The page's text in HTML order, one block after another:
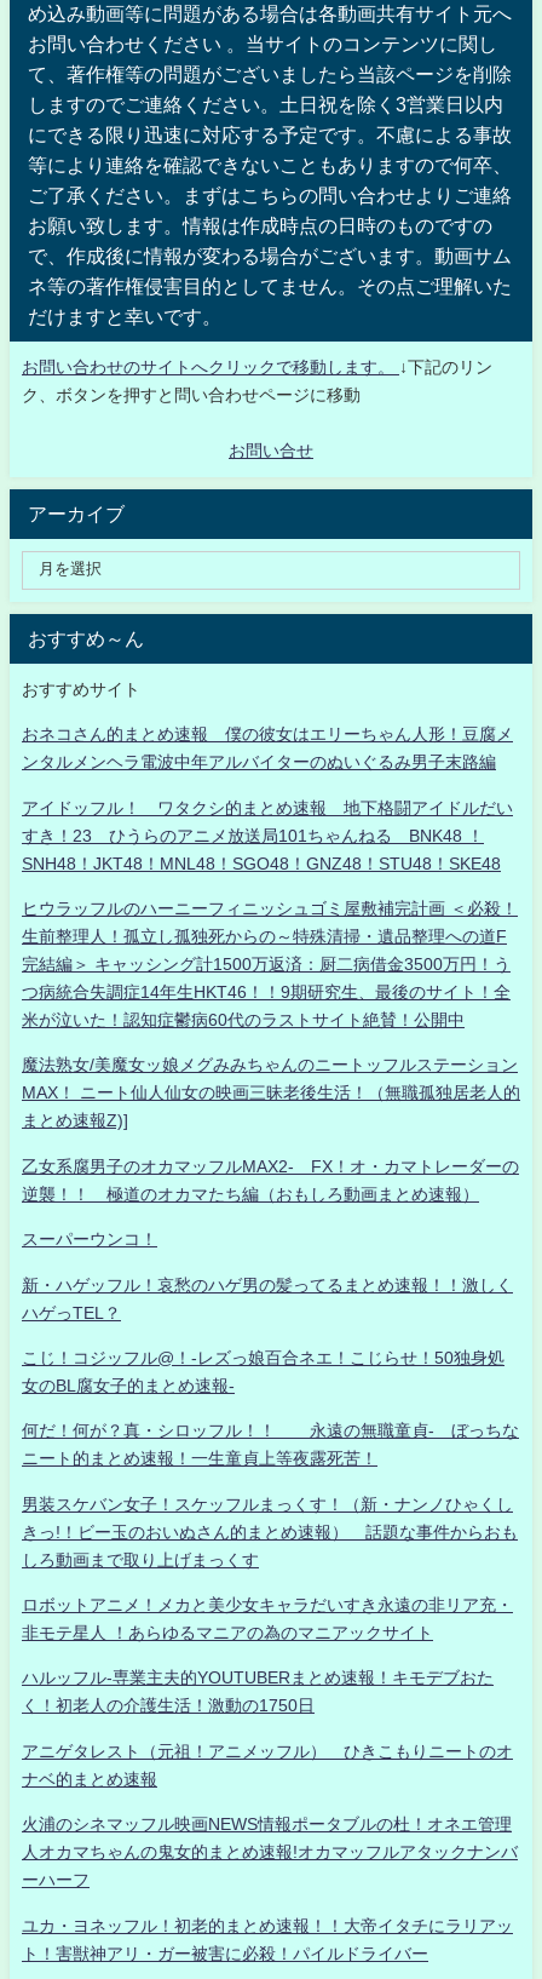
め込み動画等に問題がある場合は各動画共有サイト元へ
お問い合わせください 。当サイトのコンテンツに関し
て、著作権等の問題がございましたら当該ページを削除
しますのでご連絡ください。土日祝を除く3営業日以内
にできる限り迅速に対応する予定です。不慮による事故
等により連絡を確認できないこともありますので何卒、
ご了承ください。まずはこちらの問い合わせよりご連絡
お願い致します。情報は作成時点の日時のものですの
で、作成後に情報が変わる場合がございます。動画サム
ネ等の著作権侵害目的としてません。その点ご理解いた
だけますと幸いです。
お問い合わせのサイトへクリックで移動します。
↓下記のリン
ク、ボタンを押すと問い合わせページに移動
お問い合せ
アーカイブ
おすすめ～ん
おすすめサイト
おネコさん的まとめ速報 僕の彼女はエリーちゃん人形！豆腐メ
ンタルメンヘラ電波中年アルバイターのぬいぐるみ男子末路編
アイドッフル！ ワタクシ的まとめ速報 地下格闘アイドルだい
すき！23 ひうらのアニメ放送局101ちゃんねる BNK48 ！
SNH48！JKT48！MNL48！SGO48！GNZ48！STU48！SKE48
ヒウラッフルのハーニーフィニッシュゴミ屋敷補完計画 ＜必殺！
生前整理人！孤立し孤独死からの～特殊清掃・遺品整理への道F
完結編＞ キャッシング計1500万返済：厨二病借金3500万円！う
つ病統合失調症14年生HKT46！！9期研究生、最後のサイト！全
米が泣いた！認知症鬱病60代のラストサイト絶賛！公開中
魔法熟女/美魔女ッ娘メグみみちゃんのニートッフルステーション
MAX！ ニート仙人仙女の映画三昧老後生活！（無職孤独居老人的
まとめ速報Z)]
乙女系腐男子のオカマッフルMAX2- FX！オ・カマトレーダーの
逆襲！！ 極道のオカマたち編（おもしろ動画まとめ速報）
スーパーウンコ！
新・ハゲッフル！哀愁のハゲ男の髪ってるまとめ速報！！激しく
ハゲっTEL？
こじ！コジッフル@！-レズっ娘百合ネエ！こじらせ！50独身処
女のBL腐女子的まとめ速報-
何だ！何が？真・シロッフル！！ 永遠の無職童貞- ぼっちな
ニート的まとめ速報！一生童貞上等夜露死苦！
男装スケバン女子！スケッフルまっくす！（新・ナンノひゃくし
きっ!！ビー玉のおいぬさん的まとめ速報） 話題な事件からおも
しろ動画まで取り上げまっくす
ロボットアニメ！メカと美少女キャラだいすき永遠の非リア充・
非モテ星人 ！あらゆるマニアの為のマニアックサイト
ハルッフル-専業主夫的YOUTUBERまとめ速報！キモデブおた
く！初老人の介護生活！激動の1750日
アニゲタレスト（元祖！アニメッフル） ひきこもりニートのオ
ナベ的まとめ速報
火浦のシネマッフル映画NEWS情報ポータブルの杜！オネエ管理
人オカマちゃんの鬼女的まとめ速報!オカマッフルアタックナンバ
ーハーフ
ユカ・ヨネッフル！初老的まとめ速報！！大帝イタチにラリアッ
ト！害獣神アリ・ガー被害に必殺！パイルドライバー